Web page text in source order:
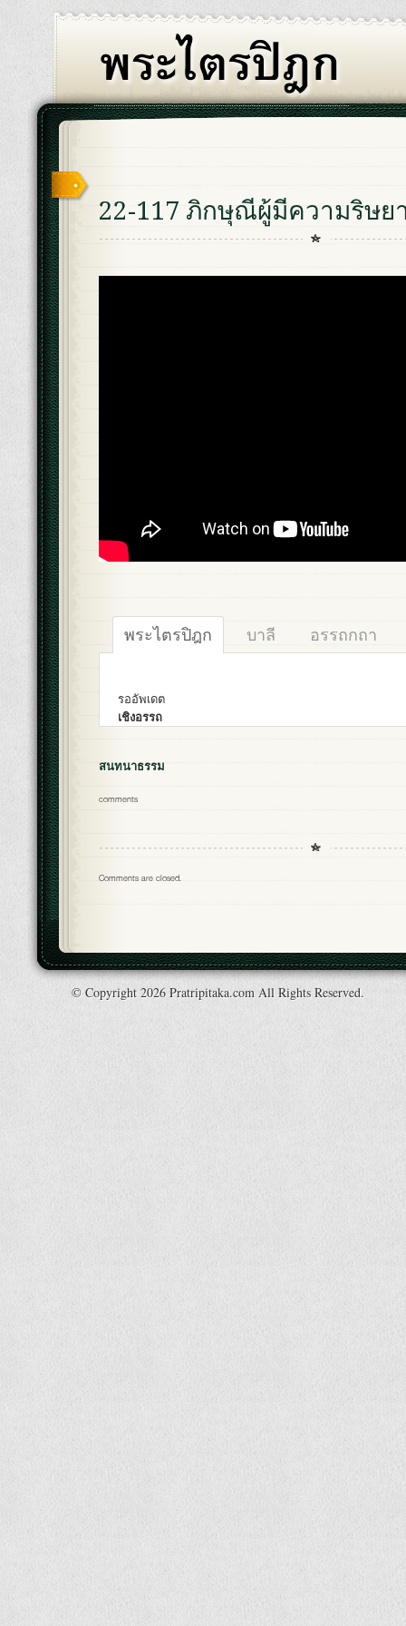
22-117 ภิกษุณีผู้มีความริษย
พระไตรปิฎก บาลี อรรถกถา
รออัพเดต
เชิงอรรถ
สนทนาธรรม
comments
Comments are closed.
© Copyright 2026 Pratripitaka.com All Rights Reserved.